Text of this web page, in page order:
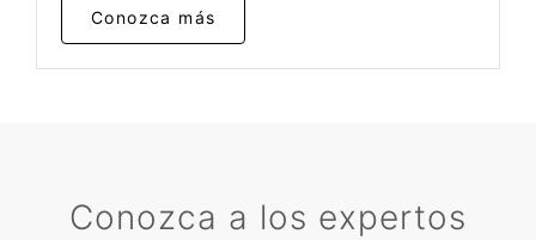
Conozca más
Conozca a los expertos